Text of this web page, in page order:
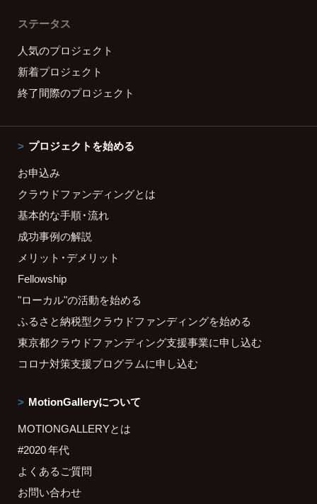
ステータス
人気のプロジェクト
新着プロジェクト
終了間際のプロジェクト
プロジェクトを始める
お申込み
クラウドファンディングとは
基本的な手順・流れ
成功事例の解説
メリット・デメリット
Fellowship
"ローカル"の活動を始める
ふるさと納税型クラウドファンディングを始める
東京都クラウドファンディング支援事業に申し込む
コロナ対策支援プログラムに申し込む
MotionGalleryについて
MOTIONGALLERYとは
#2020 年代
よくあるご質問
お問い合わせ